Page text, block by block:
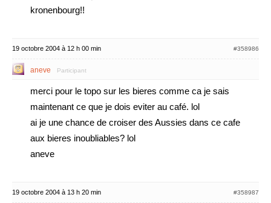
kronenbourg!!
19 octobre 2004 à 12 h 00 min #358986
aneve Participant
merci pour le topo sur les bieres comme ca je sais
maintenant ce que je dois eviter au café. lol
ai je une chance de croiser des Aussies dans ce cafe
aux bieres inoubliables? lol
aneve
19 octobre 2004 à 13 h 20 min #358987